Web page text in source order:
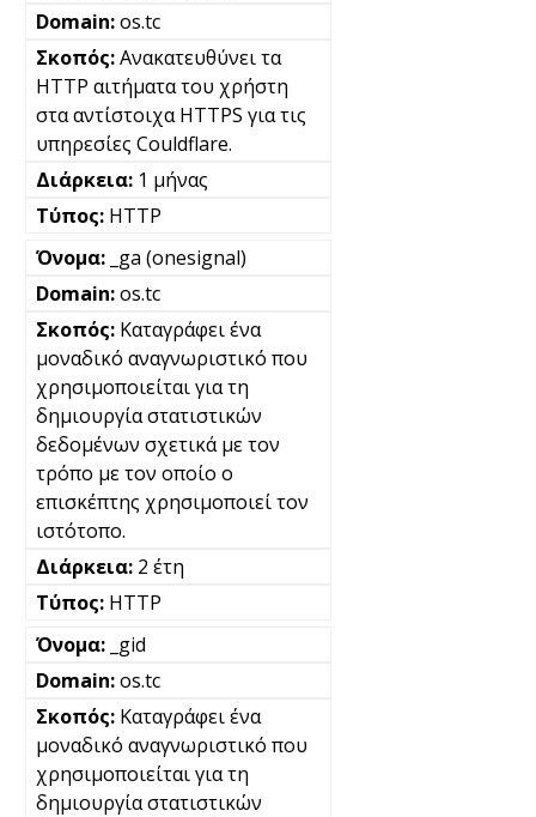
os.tc
Ανακατευθύνει τα
HTTP αιτήματα του χρήστη
στα αντίστοιχα HTTPS για τις
υπηρεσίες Couldflare.
1 μήνας
HTTP
_ga (onesignal)
os.tc
Καταγράφει ένα
μοναδικό αναγνωριστικό που
χρησιμοποιείται για τη
δημιουργία στατιστικών
δεδομένων σχετικά με τον
τρόπο με τον οποίο ο
επισκέπτης χρησιμοποιεί τον
ιστότοπο.
2 έτη
HTTP
_gid
os.tc
Καταγράφει ένα
μοναδικό αναγνωριστικό που
χρησιμοποιείται για τη
δημιουργία στατιστικών